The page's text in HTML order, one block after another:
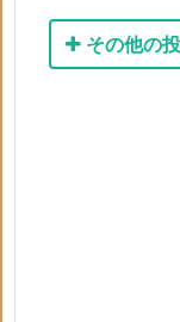
その他の